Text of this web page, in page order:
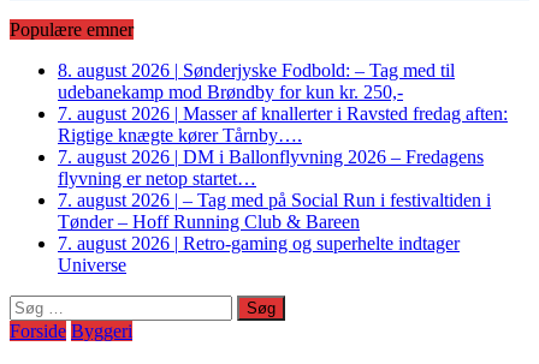
Populære emner
8. august 2026 | Sønderjyske Fodbold: – Tag med til
udebanekamp mod Brøndby for kun kr. 250,-
7. august 2026 | Masser af knallerter i Ravsted fredag aften:
Rigtige knægte kører Tårnby….
7. august 2026 | DM i Ballonflyvning 2026 – Fredagens
flyvning er netop startet…
7. august 2026 | – Tag med på Social Run i festivaltiden i
Tønder – Hoff Running Club & Bareen
7. august 2026 | Retro-gaming og superhelte indtager
Universe
Søg
efter:
Forside Byggeri